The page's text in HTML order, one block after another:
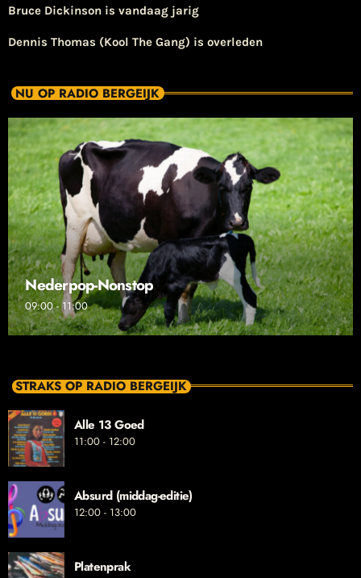
Bruce Dickinson is vandaag jarig
Dennis Thomas (Kool The Gang) is overleden
NU OP RADIO BERGEIJK
Nederpop-Nonstop
09:00 - 11:00
STRAKS OP RADIO BERGEIJK
Alle 13 Goed
11:00 - 12:00
Absurd (middag-editie)
12:00 - 13:00
Platenprak